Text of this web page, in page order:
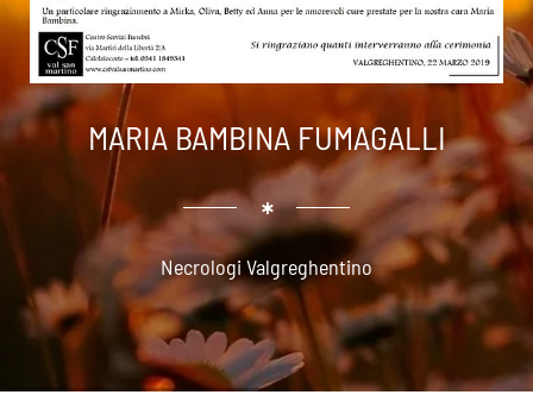
MARIA BAMBINA FUMAGALLI
Necrologi Valgreghentino